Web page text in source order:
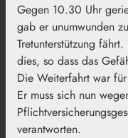
Gegen 10.30 Uhr
gab er unumwunden
Tretunterstützung
dies, so dass das
Die Weiterfahrt war
Er muss sich nun
verantworten.